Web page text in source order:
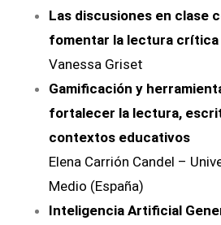
Las discusiones en clase
fomentar la lectura crítica
Vanessa Griset
Gamificación y
fortalecer la lectura,
contextos educativos
Elena Carrión Candel –
Medio (España)
Inteligencia Artificial